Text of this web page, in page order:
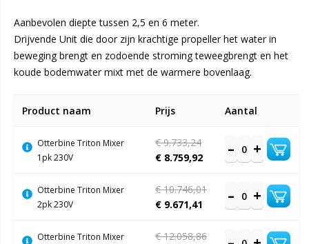
Aanbevolen diepte tussen 2,5 en 6 meter.
Drijvende Unit die door zijn krachtige propeller het water in
beweging brengt en zodoende stroming teweegbrengt en het
koude bodemwater mixt met de warmere bovenlaag.
productitems
Product naam Prijs Aantal
Otterbine Triton Mixer
1pk 230V
€ 8.759,92
€ 9.733,24
Otterbine Triton Mixer
2pk 230V
€ 9.671,41
€ 10.746,01
Otterbine Triton Mixer
€ 12.058,86